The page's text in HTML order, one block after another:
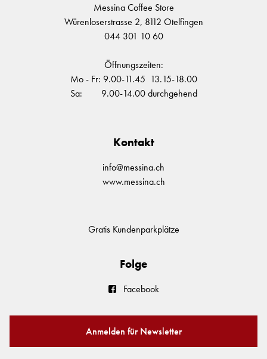
Messina Coffee Store
Würenloserstrasse 2, 8112 Otelfingen
044 301 10 60
Öffnungszeiten:
Mo - Fr: 9.00-11.45 13.15-18.00
Sa: 9.00-14.00 durchgehend
Kontakt
info@messina.ch
www.messina.ch
Gratis Kundenparkplätze
Folge
Facebook
Anmelden für Newsletter